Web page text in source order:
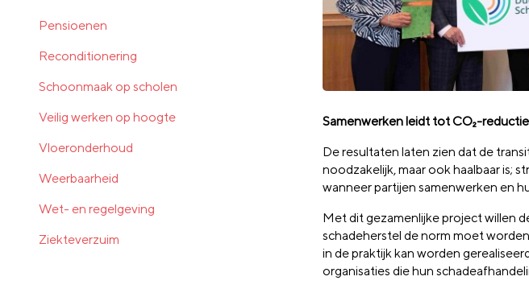
Samenwerken leidt tot CO₂-reductie
De resultaten laten zien dat de
noodzakelijk, maar ook haalbaar is;
wanneer partijen samenwerken en
Met dit gezamenlijke project willen
schadeherstel de norm moet
in de praktijk kan worden
organisaties die hun
Pensioenen
Reconditionering
Schoonmaak op scholen
Veilig werken op hoogte
Vloeronderhoud
Weerbaarheid
Wet- en regelgeving
Ziekteverzuim